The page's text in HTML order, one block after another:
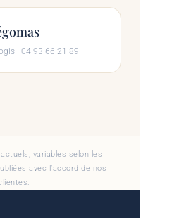
· 04 93 66 21 89
variables selon les
avec l’accord de nos